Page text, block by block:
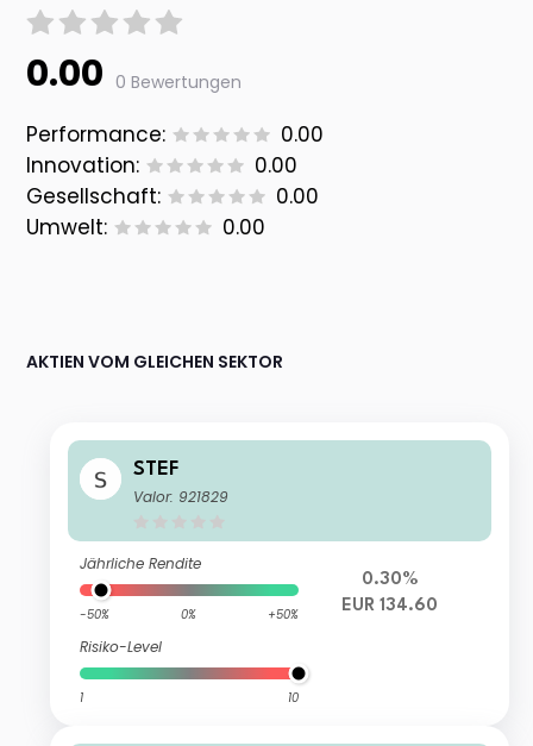
0.00 0 Bewertungen
Performance:
0.00
Innovation:
0.00
Gesellschaft:
0.00
Umwelt:
0.00
AKTIEN VOM GLEICHEN SEKTOR
STEF
Valor: 921829
Jährliche Rendite
-50% 0% +50%
Risiko-Level
1 10
0.30%
EUR 134.60